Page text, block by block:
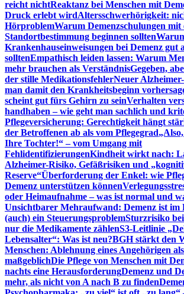
reicht nichtReaktanz bei Menschen mit
Druck erlebt wirdAltersschwerhörigkeit:
HörproblemWarum Demenzschulungen mit
Standortbestimmung beginnen sollten
Krankenhauseinweisungen bei Demenz gut
solltenEmpathisch leiden lassen: Warum
mehr brauchen als VerständnisGegeben,
der stille MedikationsfehlerNeuer
man damit den Krankheitsbeginn
scheint gut fürs Gehirn zu seinVerhalten
handhaben – wie geht man sachlich und
Pflegeversicherung: Gerechtigkeit hängt
der Betroffenen ab als vom Pflegegrad
Ihre Tochter!“ – vom Umgang mit
FehlidentifizierungenKindheit wirkt nach:
Alzheimer-Risiko, Gefäßrisiken und
Reserve“Überforderung der Enkel: wie
Demenz unterstützen können
oder Heimaufnahme – was ist normal und
Unsichtbarer Mehraufwand: Demenz ist im
(auch) ein SteuerungsproblemSturzrisiko
nur die Medikamente zählenS3-Leitlinie
Lebensalter“: Was ist neu?BGH stärkt den
Menschen: Ablehnung eines Angehörigen
maßgeblichDie Pflege von Menschen mit
nachts eine HerausforderungDemenz und
mehr, als nicht von A nach B zu finden